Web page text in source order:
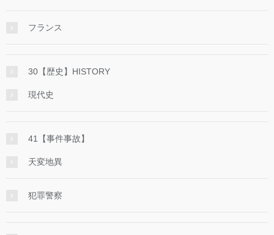
フランス
30【歴史】HISTORY
現代史
41【事件事故】
天変地異
犯罪警察